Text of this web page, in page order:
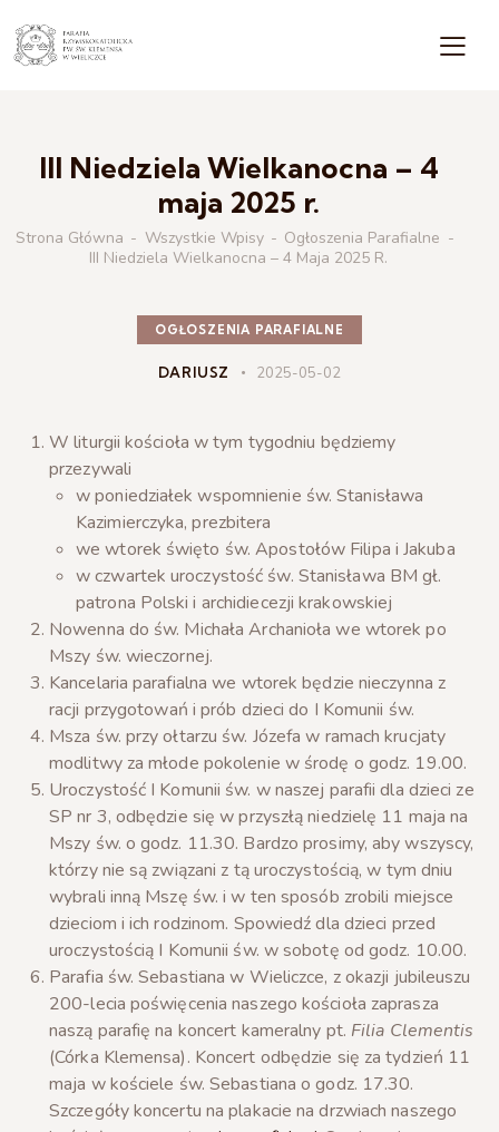
III Niedziela Wielkanocna – 4
maja 2025 r.
Strona Główna Wszystkie Wpisy
Ogłoszenia Parafialne
III Niedziela Wielkanocna – 4 Maja 2025 R.
OGŁOSZENIA PARAFIALNE
DARIUSZ 2025-05-02
W liturgii kościoła w tym tygodniu będziemy
przezywali
w poniedziałek wspomnienie św. Stanisława
Kazimierczyka, prezbitera
we wtorek święto św. Apostołów Filipa i Jakuba
w czwartek uroczystość św. Stanisława BM gł.
patrona Polski i archidiecezji krakowskiej
Nowenna do św. Michała Archanioła we wtorek po
Mszy św. wieczornej.
Kancelaria parafialna we wtorek będzie nieczynna z
racji przygotowań i prób dzieci do I Komunii św.
Msza św. przy ołtarzu św. Józefa w ramach krucjaty
modlitwy za młode pokolenie w środę o godz. 19.00.
Uroczystość I Komunii św. w naszej parafii dla dzieci ze
SP nr 3, odbędzie się w przyszłą niedzielę 11 maja na
Mszy św. o godz. 11.30. Bardzo prosimy, aby wszyscy,
którzy nie są związani z tą uroczystością, w tym dniu
wybrali inną Mszę św. i w ten sposób zrobili miejsce
dzieciom i ich rodzinom. Spowiedź dla dzieci przed
uroczystością I Komunii św. w sobotę od godz. 10.00.
Parafia św. Sebastiana w Wieliczce, z okazji jubileuszu
200-lecia poświęcenia naszego kościoła zaprasza
naszą parafię na koncert kameralny pt. Filia Clementis
(Córka Klemensa). Koncert odbędzie się za tydzień 11
maja w kościele św. Sebastiana o godz. 17.30.
Szczegóły koncertu na plakacie na drzwiach naszego